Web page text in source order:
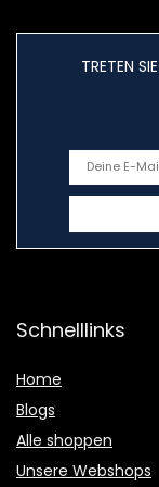
TRETEN
Schnelllinks
Home
Blogs
Alle shoppen
Unsere Webshops